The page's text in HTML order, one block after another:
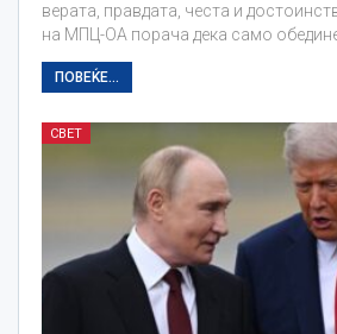
верата, правдата, честа и
на МПЦ-ОА порача дека само
ПОВЕЌЕ...
СВЕТ